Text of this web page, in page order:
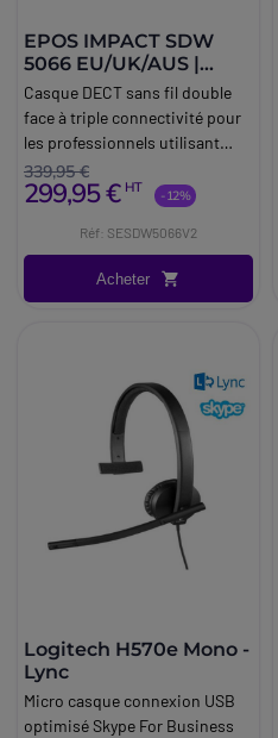
EPOS IMPACT SDW
5066 EU/UK/AUS |
Casque téléphonique
sans fil
Casque DECT sans fil double
face à triple connectivité pour
les professionnels utilisant
plusieurs appareils, y compris
un PC ou un téléphone
339,95 €
299,95 € HT -12%
Réf: SESDW5066V2
Acheter
Logitech H570e Mono -
Lync
Micro casque connexion USB
optimisé Skype For Business